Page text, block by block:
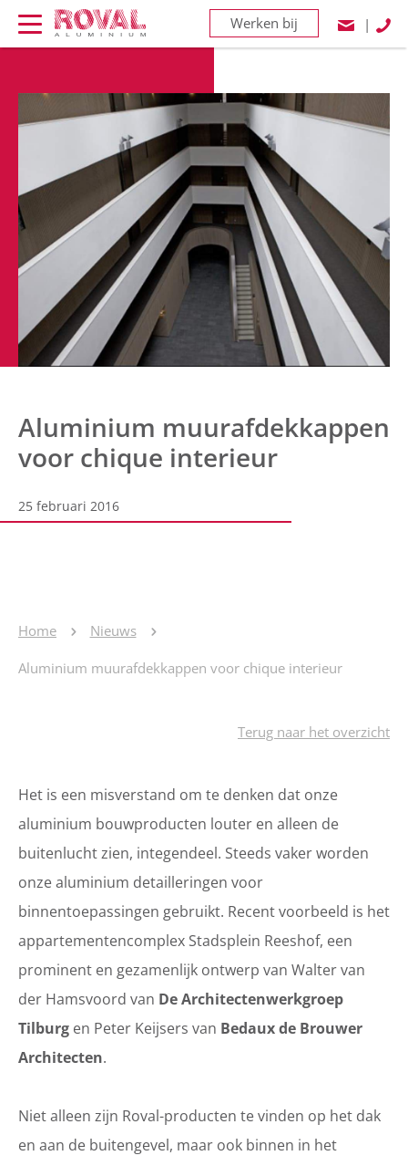
Werken bij |
Aluminium muurafdekkappen
voor chique interieur
25 februari 2016
Home Nieuws
Aluminium muurafdekkappen voor chique interieur
Terug naar het overzicht
Het is een misverstand om te denken dat onze
aluminium bouwproducten louter en alleen de
buitenlucht zien, integendeel. Steeds vaker worden
onze aluminium detailleringen voor
binnentoepassingen gebruikt. Recent voorbeeld is het
appartementencomplex Stadsplein Reeshof, een
prominent en gezamenlijk ontwerp van Walter van
der Hamsvoord van De Architectenwerkgroep
Tilburg en Peter Keijsers van Bedaux de Brouwer
Architecten.
Niet alleen zijn Roval-producten te vinden op het dak
en aan de buitengevel, maar ook binnen in het